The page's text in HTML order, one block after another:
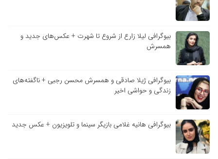
بیوگرافی لیلا زارع از شروع تا شهرت + عکس‌های جدید و
همسرش
بیوگرافی ژیلا صادقی و همسرش محسن رجبی + ناگفته‌های
زندگی و حواشی اخیر
بیوگرافی هانیه غلامی بازیگر سینما و تلویزیون + عکس جدید